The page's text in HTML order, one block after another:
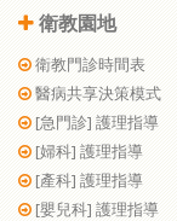
衛教園地
衛教門診時間表
醫病共享決策模式
[急門診] 護理指導
[婦科] 護理指導
[產科] 護理指導
[嬰兒科] 護理指導